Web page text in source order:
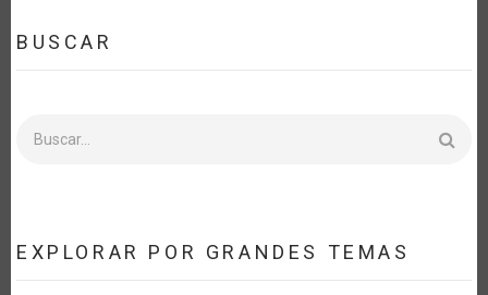
BUSCAR
EXPLORAR POR GRANDES TEMAS